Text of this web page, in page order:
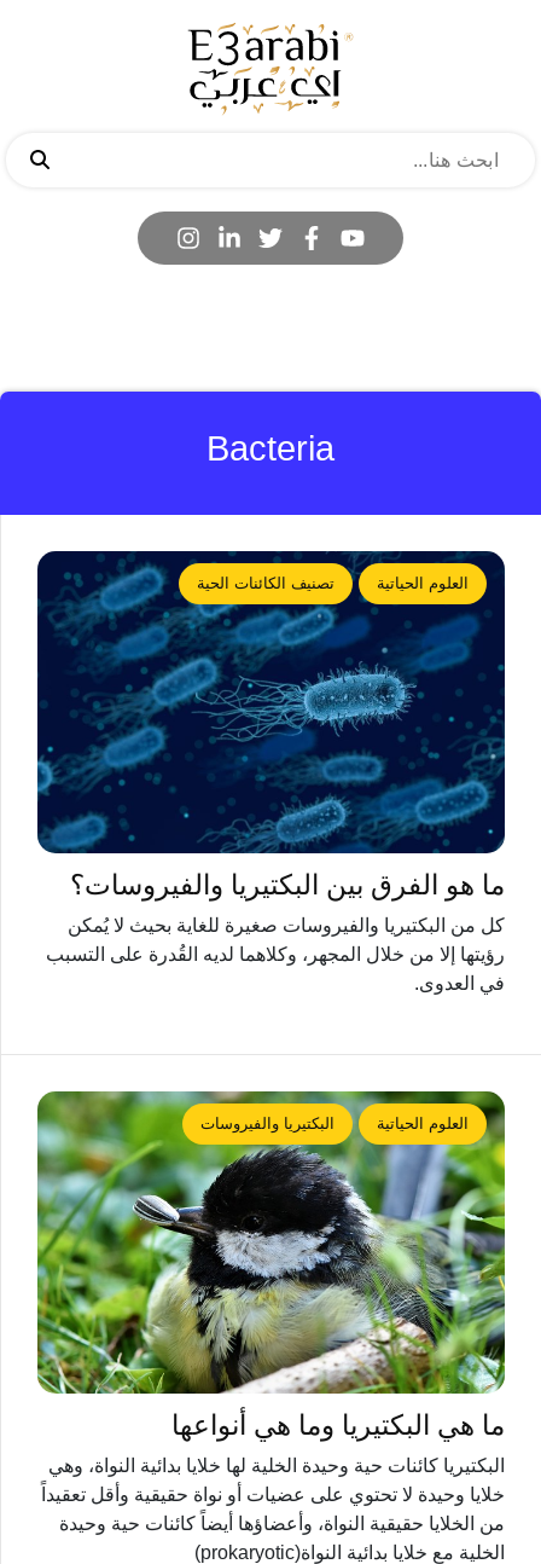
Bacteria
العلوم الحياتية تصنيف الكائنات الحية
ما هو الفرق بين البكتيريا والفيروسات؟
كل من البكتيريا والفيروسات صغيرة للغاية بحيث لا يُمكن
رؤيتها إلا من خلال المجهر، وكلاهما لديه القُدرة على التسبب
في العدوى.
العلوم الحياتية البكتيريا والفيروسات
ما هي البكتيريا وما هي أنواعها
البكتيريا كائنات حية وحيدة الخلية لها خلايا بدائية النواة، وهي
خلايا وحيدة لا تحتوي على عضيات أو نواة حقيقية وأقل تعقيداً
من الخلايا حقيقية النواة، وأعضاؤها أيضاً كائنات حية وحيدة
الخلية مع خلايا بدائية النواة(prokaryotic)